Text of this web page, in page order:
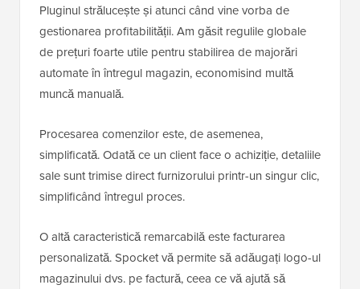
Pluginul strălucește și atunci când vine vorba de
gestionarea profitabilității. Am găsit regulile globale
de prețuri foarte utile pentru stabilirea de majorări
automate în întregul magazin, economisind multă
muncă manuală.
Procesarea comenzilor este, de asemenea,
simplificată. Odată ce un client face o achiziție, detaliile
sale sunt trimise direct furnizorului printr-un singur clic,
simplificând întregul proces.
O altă caracteristică remarcabilă este facturarea
personalizată. Spocket vă permite să adăugați logo-ul
magazinului dvs. pe factură, ceea ce vă ajută să